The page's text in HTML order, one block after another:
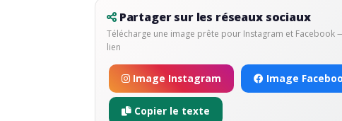
Partager sur les réseaux sociaux
Télécharge une image prête pour Instagram et Facebook
lien
Image Instagram Image
Copier le texte